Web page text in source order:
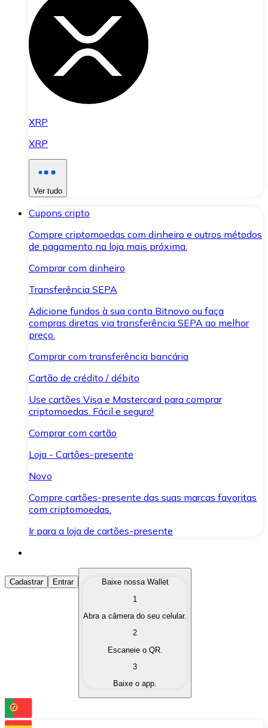
XRP
XRP
Ver tudo
Cupons cripto
Compre criptomoedas com dinheiro e outros métodos
de pagamento na loja mais próxima.
Comprar com dinheiro
Transferência SEPA
Adicione fundos à sua conta Bitnovo ou faça
compras diretas via transferência SEPA ao melhor
preço.
Comprar com transferência bancária
Cartão de crédito / débito
Use cartões Visa e Mastercard para comprar
criptomoedas. Fácil e seguro!
Comprar com cartão
Loja - Cartões-presente
Novo
Compre cartões-presente das suas marcas favoritas
com criptomoedas.
Ir para a loja de cartões-presente
Comprar Criptomoedas
Compre as criptomoedas de seu interesse de forma
Converta suas criptomoedas em moeda fiduciária
Troque uma criptomoeda por outra
Cadastrar Entrar
Baixe nossa Wallet
1
Abra a câmera do seu celular.
2
Escaneie o QR.
3
Baixe o app.